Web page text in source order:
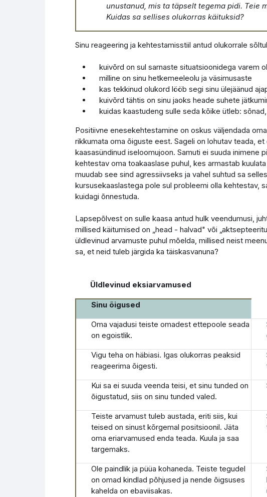
unustanud, mis ta täpselt tegema pidi. Teie
Kuidas sa sellises olukorras käituksid?
Sinu reageering ja kehtestamisstiil antud olukorrale
kuivõrd on sul sarnaste situatsioonidega varem
milline on sinu hetkemeeleolu ja väsimusaste
kas tekkinud olukord lööb segi sinu ülejäänud
kuivõrd tähtis on sinu jaoks heade suhete
kuidas kaastudeng sulle seda kõike ütleb:
Positiivne enesekehtestamine on oskus väljendada
rikkumata oma õiguste eest. Sageli on lohutav teada,
kaasasündinud iseloomujoon. Samuti ei suuda inimene
kehtestav oma toakaaslase puhul, kes armastab
muudab see sind agressiivseks ja vahel suhtud sa
kursusekaaslastega pole sul probleemi olla kehtestav,
kuidagi õnnestuda.
Lapsepõlvest on sulle kaasa antud hulk veendumusi,
millised käitumised on „head - halvad" või
üldlevinud arvamuste puhul mõelda, millised neist
sa, et neid tuleb järgida ka täiskasvanuna?
Üldlevinud eksiarvamused
Sinu õigused
Oma vajadusi teiste omadest ettepoole seada
on egoistlik.
Vigu teha on häbiasi. Igas olukorras peaksid
reageerima õigesti.
Kui sa ei suuda veenda teisi, et sinu tunded on
õigustatud, siis on sinu tunded valed.
Teiste arvamust tuleb austada, eriti siis, kui
teised on sinust kõrgemal positsioonil. Jäta
oma eriarvamused enda teada. Kuula ja saa
targemaks.
Ole paindlik ja püüa kohaneda. Teiste tegudel
on omad kindlad põhjused ja nende õigsuses
kahelda on ebaviisakas.